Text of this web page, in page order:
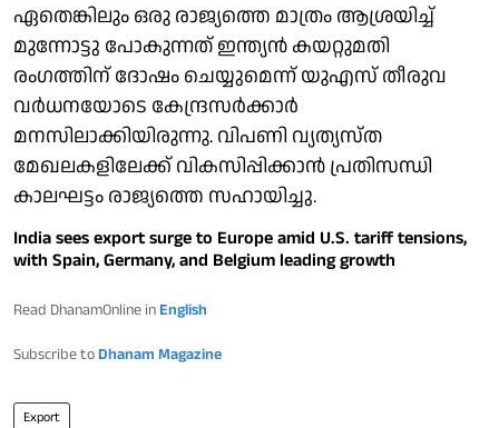
ഏതെങ്കിലും ഒരു രാജ്യത്തെ മാത്രം ആശ്രയിച്ച്
മുന്നോട്ടു പോകുന്നത് ഇന്ത്യന്‍ കയറ്റുമതി
രംഗത്തിന് ദോഷം ചെയ്യുമെന്ന് യുഎസ് തീരുവ
വര്‍ധനയോടെ കേന്ദ്രസര്‍ക്കാര്‍
മനസിലാക്കിയിരുന്നു. വിപണി വ്യത്യസ്ത
മേഖലകളിലേക്ക് വികസിപ്പിക്കാന്‍ പ്രതിസന്ധി
കാലഘട്ടം രാജ്യത്തെ സഹായിച്ചു.
India sees export surge to Europe amid U.S. tariff tensions,
with Spain, Germany, and Belgium leading growth
Read DhanamOnline in English
Subscribe to Dhanam Magazine
Export